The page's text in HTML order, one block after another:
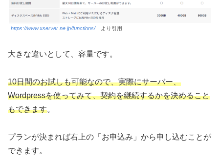
https://www.xserver.ne.jp/functions/より引用
大きな違いとして、容量です。
10日間のお試しも可能なので、実際にサーバー、
Wordpressを使ってみて、契約を継続するかを決めること
もできます。
プランが決まれば右上の「お申込み」から申し込むことが
できます。